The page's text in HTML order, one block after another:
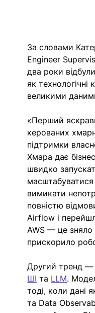
За словами
Engineer
два роки
як
великими
«Перший
керованих
підтримки
Хмара дає
швидко
масштабуватися
вимикати
повністю
Airflow і
AWS — це зняло
прискорило
Другий тренд —
ШІ та LLM.
тоді, коли дані
та Data